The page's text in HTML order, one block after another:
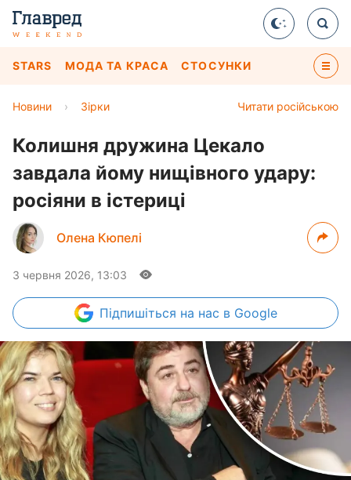
STARS МОДА ТА КРАСА СТОСУНКИ
Читати російською
Новини › Зірки
Колишня дружина Цекало
завдала йому нищівного удару:
росіяни в істериці
Олена Кюпелі
3 червня 2026, 13:03
Підпишіться на нас в Google